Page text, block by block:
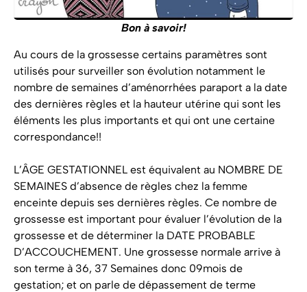
Bon à savoir!
Au cours de la grossesse certains paramètres sont
utilisés pour surveiller son évolution notamment le
nombre de semaines d’aménorrhées paraport a la date
des dernières règles et la hauteur utérine qui sont les
éléments les plus importants et qui ont une certaine
correspondance!!
L’ÂGE GESTATIONNEL est équivalent au NOMBRE DE
SEMAINES d’absence de règles chez la femme
enceinte depuis ses dernières règles. Ce nombre de
grossesse est important pour évaluer l’évolution de la
grossesse et de déterminer la DATE PROBABLE
D’ACCOUCHEMENT. Une grossesse normale arrive à
son terme à 36, 37 Semaines donc 09mois de
gestation; et on parle de dépassement de terme